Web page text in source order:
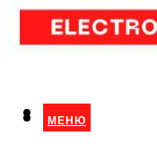
КЛИМАТИЧЕСКАЯ
МЕНЮ
МЕНЮ